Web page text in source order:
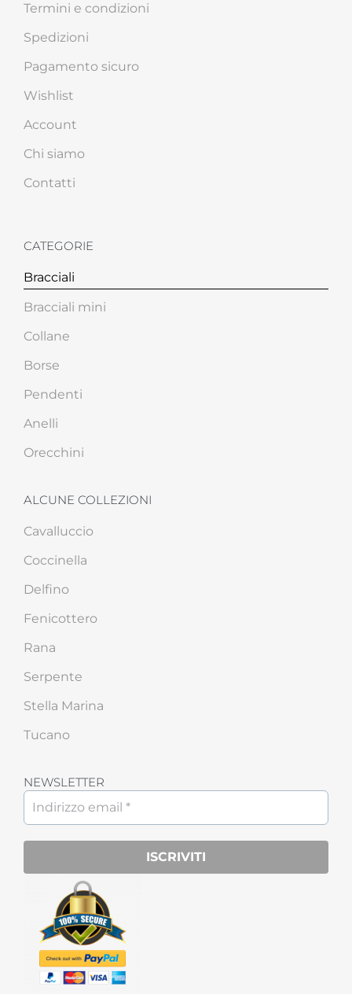
Termini e condizioni
Spedizioni
Pagamento sicuro
Wishlist
Account
Chi siamo
Contatti
CATEGORIE
Bracciali
Bracciali mini
Collane
Borse
Pendenti
Anelli
Orecchini
ALCUNE COLLEZIONI
Cavalluccio
Coccinella
Delfino
Fenicottero
Rana
Serpente
Stella Marina
Tucano
NEWSLETTER